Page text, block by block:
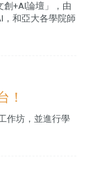
創+AI論壇」，由
，和亞大各學院師
！
作坊，並進行學